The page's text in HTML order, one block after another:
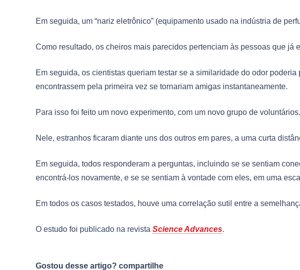
Em seguida, um “nariz eletrônico” (equipamento usado na indústria de
Como resultado, os cheiros mais parecidos pertenciam às pessoas que já
Em seguida, os cientistas queriam testar se a similaridade do odor
encontrassem pela primeira vez se tornariam amigas instantaneamente.
Para isso foi feito um novo experimento, com um novo grupo de voluntários.
Nele, estranhos ficaram diante uns dos outros em pares, a uma curta
Em seguida, todos responderam a perguntas, incluindo se se sentiam
encontrá-los novamente, e se se sentiam à vontade com eles, em uma
Em todos os casos testados, houve uma correlação sutil entre a
O estudo foi publicado na revista Science Advances.
Gostou desse artigo? compartilhe